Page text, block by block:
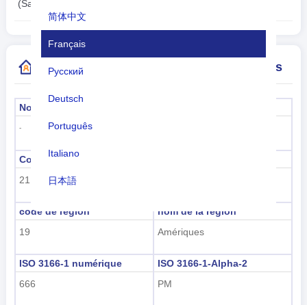
简体中文
Français
Русский
Deutsch
Português
Italiano
日本語
Indonesian
(Saint Pierre)
Plus d'informations sur l'indicatif de pays
Nom officiel
-
Code de sous-région
21
code de région
19
nom de la région
Amériques
ISO 3166-1 numérique
666
ISO 3166-1-Alpha-2
PM